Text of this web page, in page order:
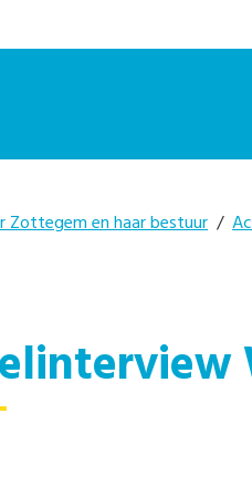
Zottegem en haar bestuur /